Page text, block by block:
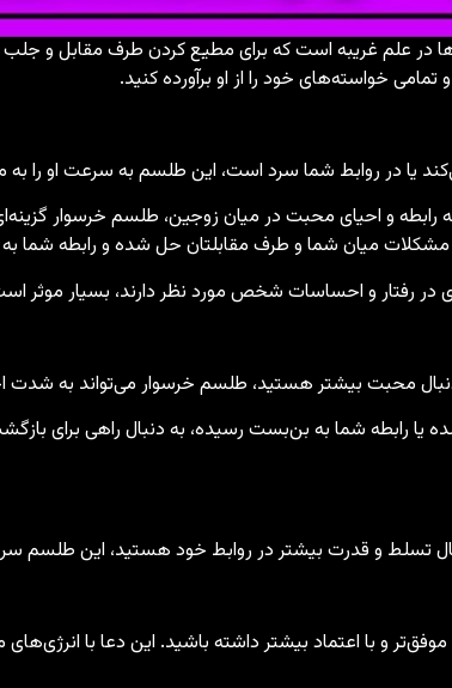
در علم غریبه است که برای مطیع کردن طرف مقابل و
خواسته‌های خود را از او برآورده کنید.
یا در روابط شما سرد است، این طلسم به سرعت او را
و احیای محبت در میان زوجین، طلسم خرسوار
میان شما و طرف مقابلتان حل شده و رابطه شما
در رفتار و احساسات شخص مورد نظر دارند، بسیار موثر
محبت بیشتر هستید، طلسم خرسوار می‌تواند به
رابطه شما به بن‌بست رسیده، به دنبال راهی برای
تسلط و قدرت بیشتر در روابط خود هستید، این طلسم
و با اعتماد بیشتر داشته باشید. این دعا با